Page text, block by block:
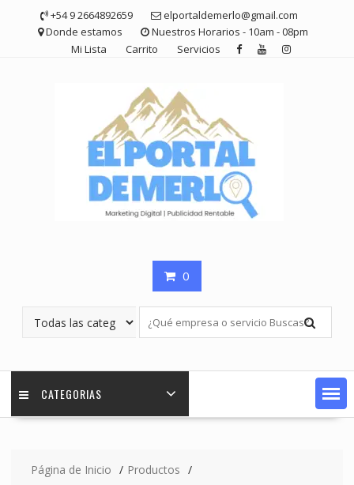
contenido
+54 9 2664892659
elportaldemerlo@gmail.com
Donde estamos
Nuestros Horarios - 10am - 08pm
Mi Lista
Carrito Servicios
0
CATEGORIAS
Página de Inicio
Productos